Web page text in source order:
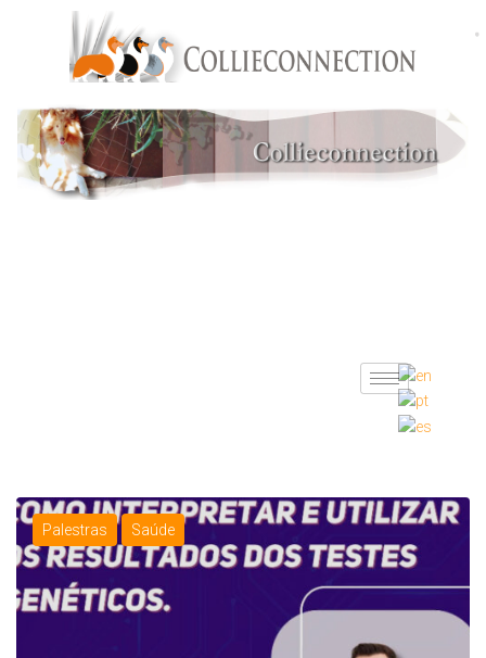
Palestras Saúde